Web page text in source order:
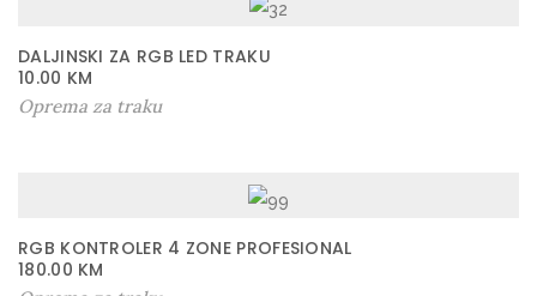
DALJINSKI ZA RGB LED TRAKU
10.00 KM
Oprema za traku
RGB KONTROLER 4 ZONE PROFESIONAL
180.00 KM